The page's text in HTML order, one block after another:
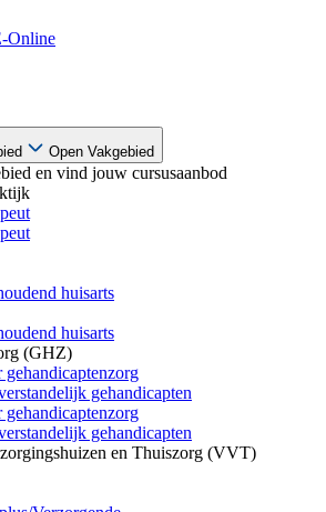
Open Vakgebied
en vind jouw cursusaanbod
huisarts
huisarts
(GHZ)
gehandicaptenzorg
gehandicapten
gehandicaptenzorg
gehandicapten
en Thuiszorg (VVT)